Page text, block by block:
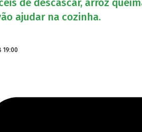
de descascar, arroz
ajudar na cozinha.
19:00